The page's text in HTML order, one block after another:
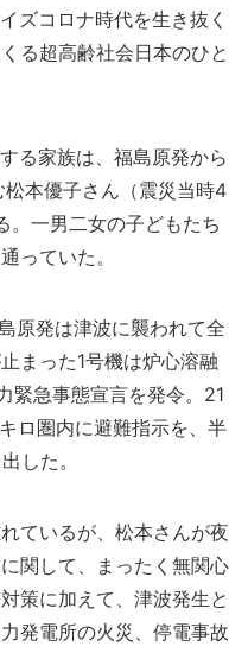
ズコロナ時代を生き抜く
る超高齢社会日本のひと
る家族は、福島原発から
本優子さん（震災当時4
。一男二女の子どもたち
っていた。
原発は津波に襲われて全
まった1号機は炉心溶融
緊急事態宣言を発令。21
ロ圏内に避難指示を、半
した。
ているが、松本さんが夜
関して、まったく無関心
策に加えて、津波発生と
発電所の火災、停電事故